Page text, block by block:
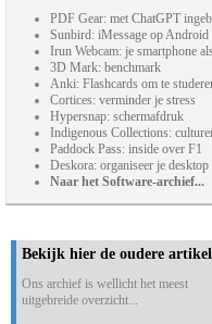
PDF Gear: met ChatGPT
Sunbird: iMessage op Android
Irun Webcam: je smartphone
3D Mark: benchmark
Anki: Flashcards om te
Cortices: verminder je stress
Hypersnap: schermafdruk
Indigenous Collections:
Paddock Pass: inside over F1
Deskora: organiseer je desktop
Naar het Software-archief...
Bekijk hier de oudere
Ons archief is wellicht het meest
uitgebreide overzicht...